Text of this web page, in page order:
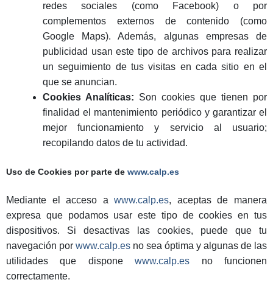
redes sociales (como Facebook) o por
complementos externos de contenido (como
Google Maps). Además, algunas empresas de
publicidad usan este tipo de archivos para realizar
un seguimiento de tus visitas en cada sitio en el
que se anuncian.
Cookies Analíticas: Son cookies que tienen por
finalidad el mantenimiento periódico y garantizar el
mejor funcionamiento y servicio al usuario;
recopilando datos de tu actividad.
Uso de Cookies por parte de www.calp.es
Mediante el acceso awww.calp.es, aceptas de manera
expresa que podamos usar este tipo de cookies en tus
dispositivos. Si desactivas las cookies, puede que tu
navegación por www.calp.es no sea óptima y algunas de las
utilidades que disponewww.calp.es no funcionen
correctamente.